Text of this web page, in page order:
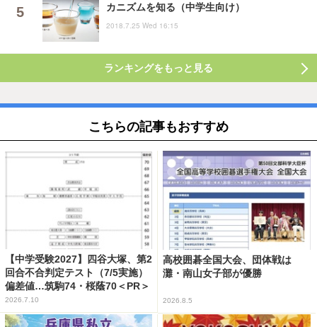
カニズムを知る（中学生向け）
2018.7.25 Wed 16:15
ランキングをもっと見る
こちらの記事もおすすめ
【中学受験2027】四谷大塚、第2
回合不合判定テスト（7/5実施）
偏差値…筑駒74・桜蔭70＜PR＞
2026.7.10
高校囲碁全国大会、団体戦は
灘・南山女子部が優勝
2026.8.5